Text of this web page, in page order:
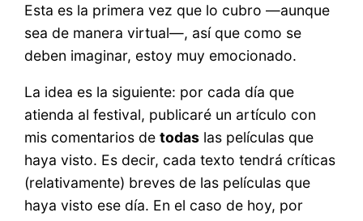
Esta es la primera vez que lo cubro —aunque
sea de manera virtual—, así que como se
deben imaginar, estoy muy emocionado.
La idea es la siguiente: por cada día que
atienda al festival, publicaré un artículo con
mis comentarios detodas las películas que
haya visto. Es decir, cada texto tendrá críticas
(relativamente) breves de las películas que
haya visto ese día. En el caso de hoy, por